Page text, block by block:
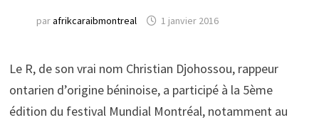
parafrikcaraibmontreal 1 janvier 2016
Le R, de son vrai nom Christian Djohossou, rappeur
ontarien d’origine béninoise, a participé à la 5ème
édition du festival Mundial Montréal, notamment au